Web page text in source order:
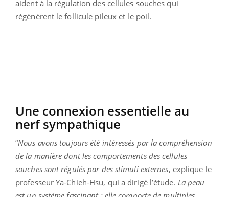
aident à la régulation des cellules souches qui
régénèrent le follicule pileux et le poil.
Une connexion essentielle au
nerf sympathique
“Nous avons toujours été intéressés par la compréhension
de la manière dont les comportements des cellules
souches sont régulés par des stimuli externes, explique le
professeur Ya-Chieh-Hsu, qui a dirigé l’étude. La peau